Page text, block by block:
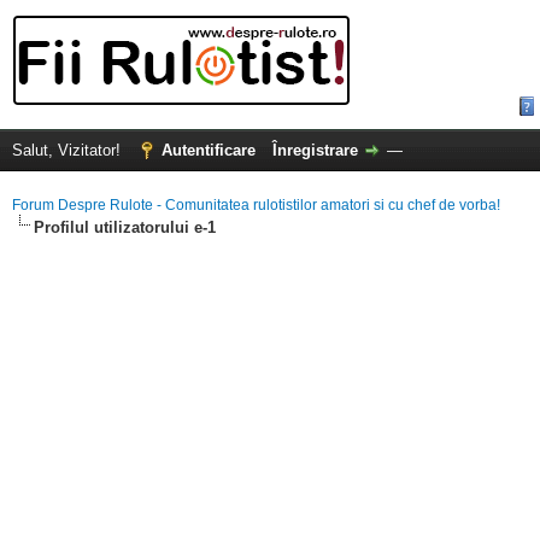
Salut, Vizitator! Autentificare Înregistrare —
Forum Despre Rulote - Comunitatea rulotistilor amatori si cu chef de vorba!
Profilul utilizatorului e-1